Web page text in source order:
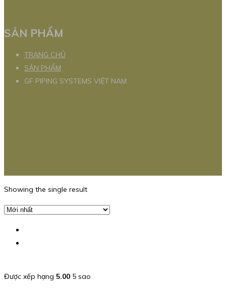
SẢN PHẨM
TRANG CHỦ
SẢN PHẨM
GF PIPING SYSTEMS VIỆT NAM
Showing the single result
Được xếp hạng 5.00 5 sao